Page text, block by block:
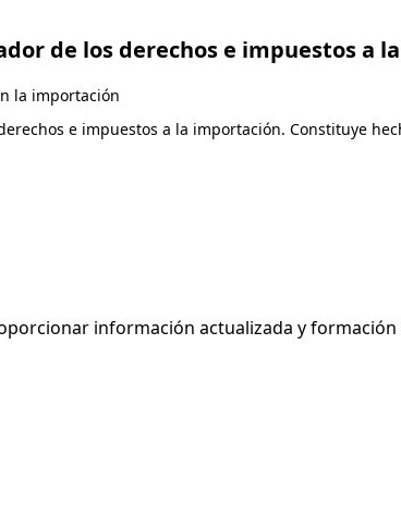
de los derechos e impuestos a
la importación
e impuestos a la importación. Constituye
información actualizada y